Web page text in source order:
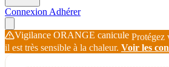
Connexion Adhérer
Vigilance ORANGE canicule
il est très sensible à la chaleur. Voir les